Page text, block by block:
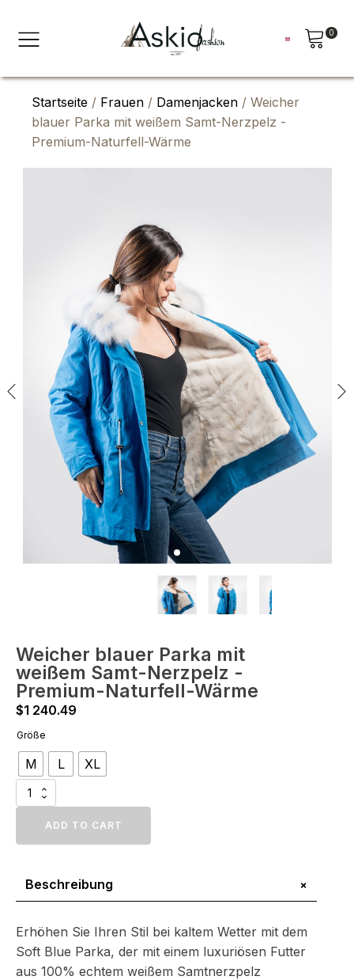
0
Startseite / Frauen / Damenjacken / Weicher
blauer Parka mit weißem Samt-Nerzpelz -
Premium-Naturfell-Wärme
Weicher blauer Parka mit
weißem Samt-Nerzpelz -
Premium-Naturfell-Wärme
$1 240.49
Größe
M L XL
Weicher
blauer
Nerzpelz
Naturfell-
Menge
ADD TO CART
Beschreibung +
Erhöhen Sie Ihren Stil bei kaltem Wetter mit dem
Soft Blue Parka, der mit einem luxuriösen Futter
aus 100% echtem weißem Samtnerzpelz